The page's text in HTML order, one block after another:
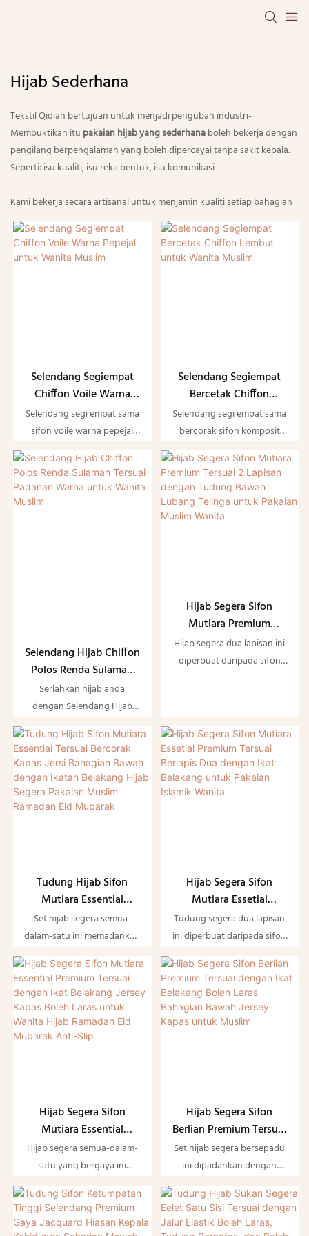
Hijab Sederhana
Tekstil Qidian bertujuan untuk menjadi pengubah industri-
Membuktikan itu pakaian hijab yang sederhanaboleh bekerja dengan
pengilang berpengalaman yang boleh dipercayai tanpa sakit kepala.
Seperti: isu kualiti, isu reka bentuk, isu komunikasi
Kami bekerja secara artisanal untuk menjamin kualiti setiap bahagian
Selendang Segiempat
Chiffon Voile Warna
Pepejal untuk Wanita
Muslim
Selendang segi empat sama
sifon voile warna pepejal
lembut dan bernafas
dengan kain yang elegan,
menawarkan liputan penuh
Selendang Segiempat
Bercetak Chiffon
Lembut untuk Wanita
Muslim
Selendang segi empat sama
bercorak sifon komposit
bernafas. Menampilkan
fabrik lembut dan mengalir
serta cetakan elegan, ia
menawarkan liputan penuh
sempurna yang penting
untuk wanita Muslim.
Selendang Hijab Chiffon
Polos Renda Sulaman
Tersuai Padanan Warna
untuk Wanita Muslim
Serlahkan hijab anda
dengan Selendang Hijab
Tersuai kami, yang direka
khas untuk wanita Muslim.
Aksesori elegan ini
menampilkan perincian lace
yang rumit dan fabrik sifon
anda sambil memberikan
penampilan yang sederhana
namun bergaya.
Hijab Segera Sifon
Mutiara Premium
Tersuai 2 Lapisan
dengan Tudung Bawah
Hijab segera dua lapisan ini
diperbuat daripada sifon
bentuk dengan lubang
telinga khas untuk
memudahkan pemakaian
anting-anting. Hijab sifon
dua lapisan ini memberikan
mutiara yang halus untuk
meningkatkan kemewahan
yang lembut.
Tudung Hijab Sifon
Mutiara Essential
Tersuai Bercorak Kapas
Jersi Bahagian Bawah
Hijab Segera Pakaian
Muslim Ramadan Eid
Mubarak
Set hijab segera semua-
dalam-satu ini memadankan
berkilat dengan penutup
bawah jersi kapas lembut
bersepadu, serta reka
bentuk ikat belakang boleh
laras untuk pemakaian yang
kilauan mewah yang halus,
manakala penutup bawah
jersi terbina dalam memeluk
kepala anda dengan selesa
berjalan atau berkumpul.
Hijab Segera Sifon
Mutiara Essetial
Premium Tersuai
Berlapis Dua dengan
Pakaian Islamik Wanita
Tudung segera dua lapisan
ini diperbuat daripada sifon
untuk wanita Muslim.
Struktur dua lapisan ini
menyerlahkan kelegaan dan
kelegapan tanpa kelihatan
Dilengkapi dengan tali
pengikat yang boleh laras, ia
boleh diketatkan atau
dilonggarkan secara bebas
kepala yang berbeza dan
mengelakkan daripada
tergelincir semasa
Hijab Segera Sifon
Mutiara Essential
Premium Tersuai dengan
Ikat Belakang Jersey
Wanita Hijab Ramadan
Eid Mubarak Anti-Slip
Hijab segera semua-dalam-
satu yang bergaya ini
mutiara mewah sebagai
fabrik luar, dipadankan
Hijab Segera Sifon
Berlian Premium Tersuai
dengan Ikat Belakang
Boleh Laras Bahagian
untuk Muslim
Set hijab segera bersepadu
ini dipadankan dengan
berlian yang elegan dengan
bahagian bawah jersi kapas